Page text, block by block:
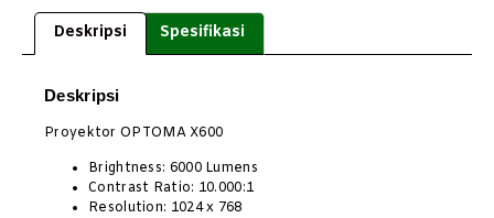
Deskripsi Spesifikasi
Deskripsi
Proyektor OPTOMA X600
Brightness: 6000 Lumens
Contrast Ratio: 10.000:1
Resolution: 1024 x 768